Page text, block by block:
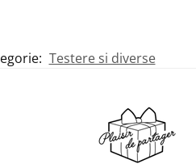
Testere si diverse